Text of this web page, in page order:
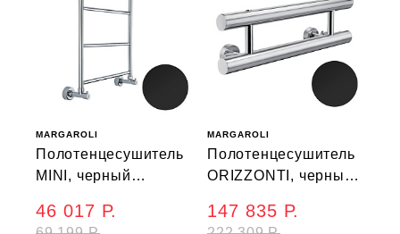
MARGAROLI
Полотенцесушитель
MINI, черный
46 017 Р.
MARGAROLI
Полотенцесушитель
ORIZZONTI, черный
147 835 Р.